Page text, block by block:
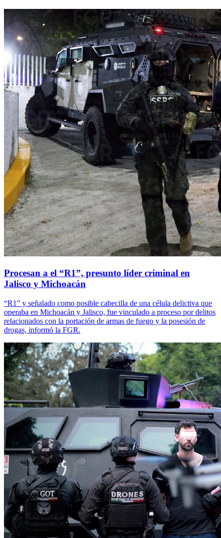
Procesan a el “R1”, presunto líder criminal en
Jalisco y Michoacán
“R1” y señalado como posible cabecilla de una célula delictiva que
operaba en Michoacán y Jalisco, fue vinculado a proceso por delitos
relacionados con la portación de armas de fuego y la posesión de
drogas, informó la FGR.